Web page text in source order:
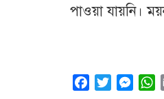
পাওয়া যায়নি।
FacebookTwitter